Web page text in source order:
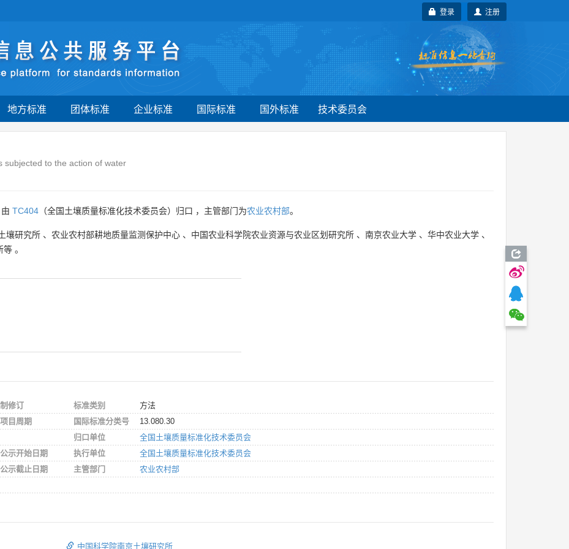
注册
登录
地方标准 团体标准 企业标准 国际标准 国外标准 技术委员会
subjected to the action of water
TC404 （全国土壤质量标准化技术委员会）归口 ，主管部门为农业农村部。
壤研究所 、 农业农村部耕地质量监测保护中心 、 中国农业科学院农业资源与农业区划研究所 、 南京农业大学 、 华中农业大学 、
等 。
制修订
项目周期
公示开始日期
公示截止日期
标准类别
方法
国际标准分类号
13.080.30
归口单位
全国土壤质量标准化技术委员会
执行单位
全国土壤质量标准化技术委员会
主管部门
农业农村部
中国科学院南京土壤研究所